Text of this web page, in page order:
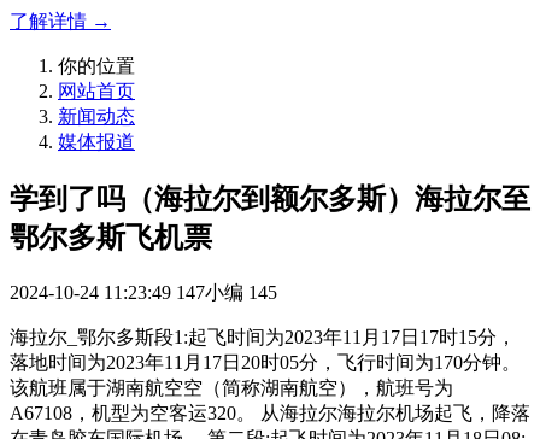
了解详情 →
你的位置
网站首页
新闻动态
媒体报道
学到了吗（海拉尔到额尔多斯）海拉尔至
鄂尔多斯飞机票
2024-10-24 11:23:49 147小编 145
海拉尔_鄂尔多斯段1:起飞时间为2023年11月17日17时15分，
落地时间为2023年11月17日20时05分，飞行时间为170分钟。
该航班属于湖南航空空（简称湖南航空），航班号为
A67108，机型为空客运320。 从海拉尔海拉尔机场起飞，降落